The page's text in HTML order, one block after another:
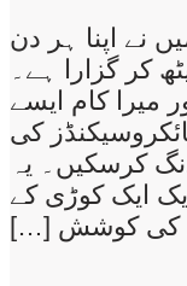
نے اپنا ہر دن
کر گزارا ہے۔
میرا کام ایسے
کی
کرسکیں۔ یہ
ایک کوڑی کے
کی کوشش […]